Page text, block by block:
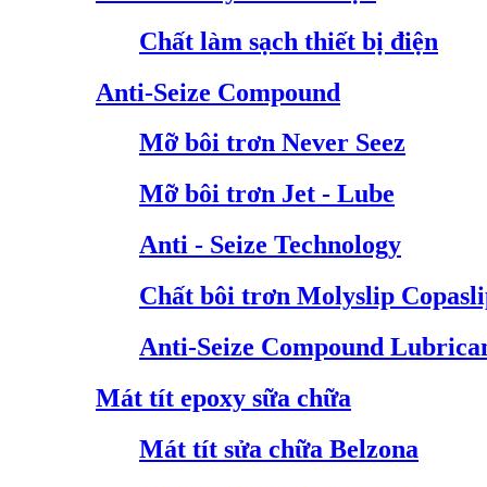
Chất làm sạch thiết bị điện
Anti-Seize Compound
Mỡ bôi trơn Never Seez
Mỡ bôi trơn Jet - Lube
Anti - Seize Technology
Chất bôi trơn Molyslip
Anti-Seize Compound
Mát tít epoxy sữa chữa
Mát tít sửa chữa Belzona